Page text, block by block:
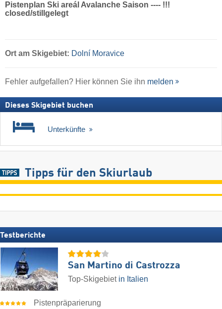
Pistenplan Ski areál Avalanche Saison ---- !!!
closed/stillgelegt
Ort am Skigebiet: Dolní Moravice
Fehler aufgefallen? Hier können Sie ihn melden
Dieses Skigebiet buchen
Unterkünfte
Tipps für den Skiurlaub
Testberichte
San Martino di Castrozza
Top-Skigebiet in Italien
Pistenpräparierung